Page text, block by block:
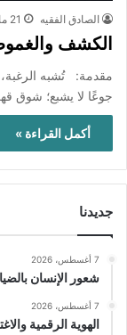
الصادق الفقيه 21 مايو، 2026
‏الكشف
مقدمة: ‏ تُشبه الرغبة،
جوعًا لا يشبع؛ شوق
أكمل القراءة »
جديدنا
7 أغسطس، 2026
شعور الإنسان
7 أغسطس، 2026
الهوية الرقمية